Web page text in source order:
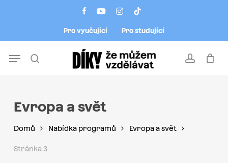
facebookyoutubeinstagram
tiktok
Pro vyučující Pro studující
account
Menu
Evropa a svět
Domů Nabídka programů Evropa a svět
Stránka 3